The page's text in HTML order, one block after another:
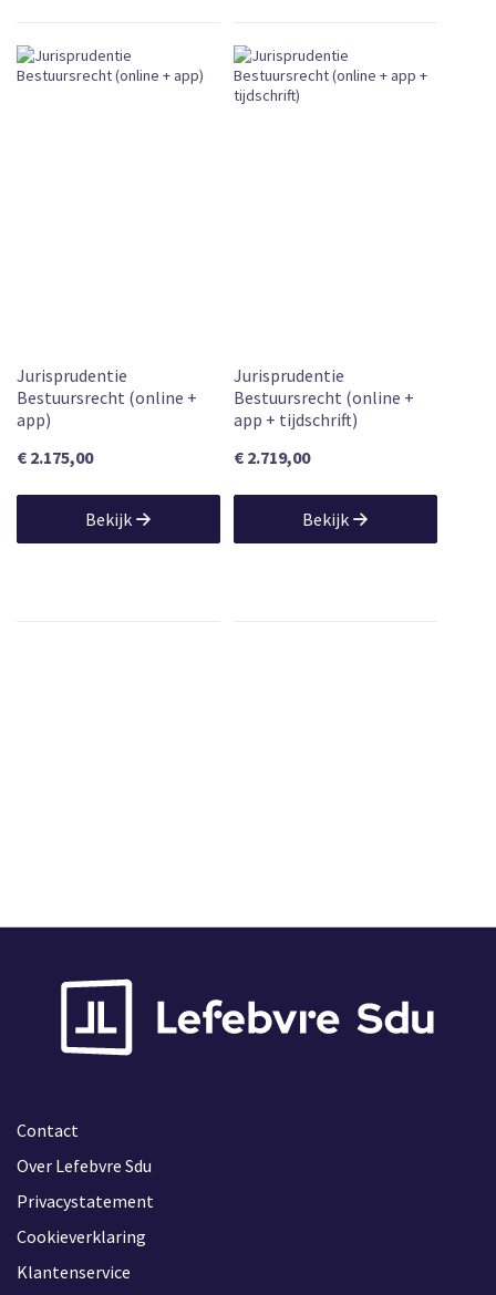
Jurisprudentie
Bestuursrecht (online +
app)
€ 2.175,00
Bekijk
Jurisprudentie
Bestuursrecht (online +
app + tijdschrift)
€ 2.719,00
Bekijk
Contact
Over Lefebvre Sdu
Privacystatement
Cookieverklaring
Klantenservice